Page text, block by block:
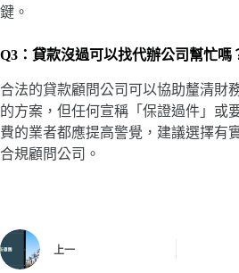
鍵。
Q3：貸款沒過可以找代辦公司幫忙嗎
合法的貸款顧問公司可以協助釐清財
的方案，但任何宣稱「保證過件」或
費的業者都應提高警覺，建議選擇有
合規顧問公司。
上一